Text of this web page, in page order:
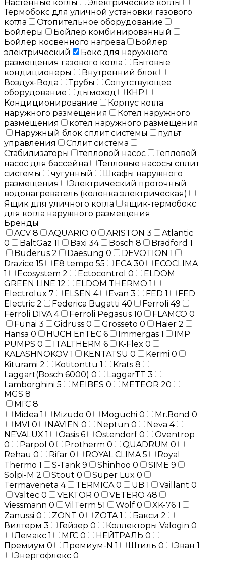
Настенные котлы
Электрические котлы
Термобокс для уличной установки газового
котла
Отопительное оборудование
Бойлеры
Бойлер комбинированный
Бойлер косвенного нагрева
Бойлер
электрический
Бокс для наружного
размещения газового котла
Бытовые
кондиционеры
Внутренний блок
Воздух-Вода
Трубы
Сопутствующее
оборудование
дымоход
КНР
Кондиционирование
Корпус котла
наружного размещения
Котел наружного
размещения
котёл наружного размещения
Наружный блок сплит системы
пульт
управления
Сплит система
Стабилизаторы
тепловой насос
Тепловой
насос для бассейна
Тепловые насосы сплит
системы
чугунный
Шкафы наружного
размещения
Электрический проточный
водонагреватель (колонка электрическая)
Ящик для уличного котла
ящик-термобокс
для котла наружного размещения
Бренды
ACV 8 AQUARIO 0 ARISTON 3
Atlantic
0
BaltGaz 11 Baxi 34 Bosch 8 Bradford 1
Buderus 2 Daesung 0 DEVOTION 1
Drazice 15 E8 tempo 55 ECA 30
ECOCLIMA
1
Ecosystem 2 Ectocontrol 0
ELDOM
GREEN LINE 12 ELDOM THERMO 1
Electrolux 7 ELSEN 4 Evan 3 FED 1
FED
Electric 2 Federica Bugatti 40 Ferroli 49
Ferroli DIVA 4 Ferroli Pegasus 10 FLAMCO 0
Funai 3 Gidruss 0 Grosseto 0 Haier 2
Hansa 0 HUCH EnTEC 6 Immergas 1
IMP
PUMPS 0 ITALTHERM 6 K-Flex 0
KALASHNOKOV 1 KENTATSU 0 Kermi 0
Kiturami 2 Kotitonttu 1 Krats 8
Laggart(Bosch 6000) 0 LaggarTT 3
Lamborghini 5 MEIBES 0 METEOR 20
MGS 8
МГС 8
Midea 1 Mizudo 0 Moguchi 0 Mr.Bond 0
MVI 0 NAVIEN 0 Neptun 0 Neva 4
NEVALUX 1 Oasis 6 Ostendorf 0
Oventrop
0
Parpol 0 Protherm 0 QUADRUM 0
Rehau 0 Rifar 0 ROYAL CLIMA 5
Royal
Thermo 1 S-Tank 9 Shinhoo 0 SIME 9
Solpi-M 2 Stout 0 Super Lux 0
Termaveneta 4 TERMICA 0 UB 1 Vaillant 0
Valtec 0 VEKTOR 0 VETERO 48
Viessmann 0 VilTerm 51 Wolf 0 XK-76 1
Zanussi 0 ZONT 0 ZOTA 1 Бакси 2
Вилтерм 3 Гейзер 0 Коллекторы Valogin 0
Лемакс 1 МГС 0 НЕЙТРАЛЬ 0
Премиум 0 Премиум-N 1 Штиль 0 Эван 1
Энергофлекс 0